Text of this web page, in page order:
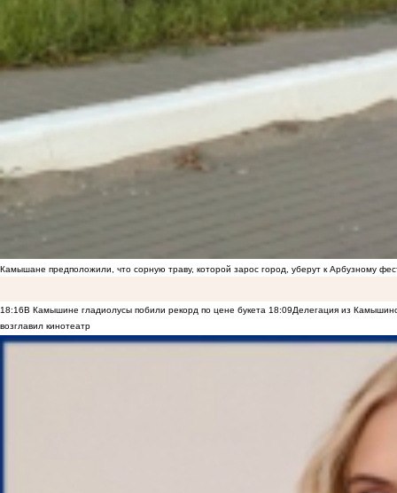
Камышане предположили, что сорную траву, которой зарос город, уберут к Арбузному
18:16В Камышине гладиолусы побили рекорд по цене букета 18:09Делегация из
возглавил кинотеатр